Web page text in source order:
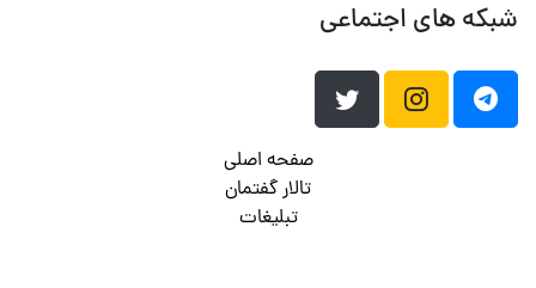
شبکه های اجتماعی
صفحه اصلی
تالار گفتمان
تبلیغات